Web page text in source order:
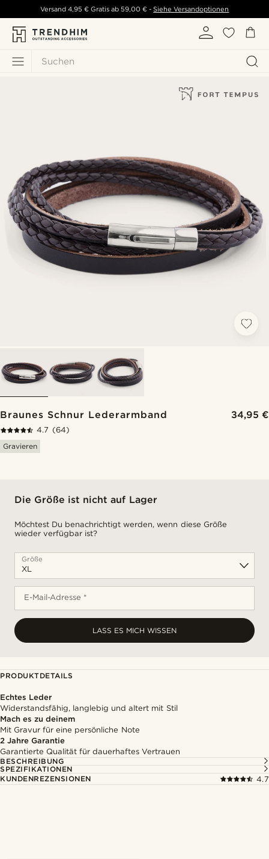
Suchen
Versand 4,95 € Gratis ab 59,00 € - Siehe Versandoptionen
Braunes Schnur Lederarmband 34,95 €
4.7 (64)
Gravieren
Die Größe ist nicht auf Lager
Möchtest Du benachrichtigt werden, wenn diese Größe
wieder verfügbar ist?
Größe
E-Mail-Adresse *
LASS ES MICH WISSEN
PRODUKTDETAILS
Echtes Leder
Widerstandsfähig, langlebig und altert mit Stil
Mach es zu deinem
Mit Gravur für eine persönliche Note
2 Jahre Garantie
Garantierte Qualität für dauerhaftes Vertrauen
BESCHREIBUNG
SPEZIFIKATIONEN
KUNDENREZENSIONEN
4.7